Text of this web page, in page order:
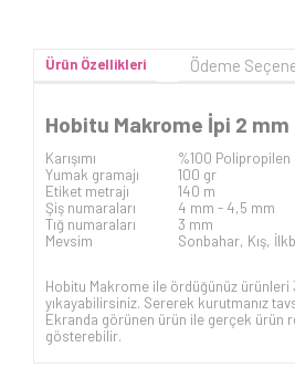
Ürün Özellikleri Ödeme
Hobitu Makrome İpi 2 mm
Karışımı
%100 Polipropilen
Yumak gramajı
100 gr
Etiket metrajı
140 m
Şiş numaraları
4 mm - 4,5 mm
Tığ numaraları
3 mm
Mevsim
Sonbahar, Kış,
Hobitu Makrome ile ördüğünüz ürünleri
yıkayabilirsiniz. Sererek kurutmanız
Ekranda görünen ürün ile gerçek ürün
gösterebilir.